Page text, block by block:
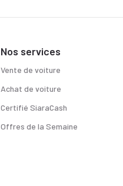
Nos services
Vente de voiture
Achat de voiture
Certifié SiaraCash
Offres de la Semaine